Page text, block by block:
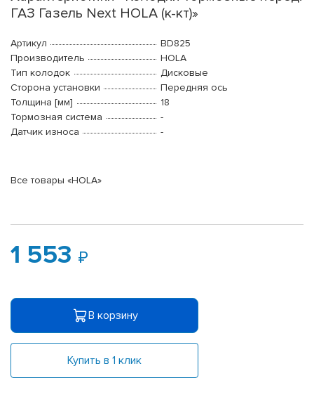
ГАЗ Газель Next HOLA (к-кт)»
Артикул
BD825
Производитель
HOLA
Тип колодок
Дисковые
Сторона установки
Передняя ось
Толщина [мм]
18
Тормозная система
-
Датчик износа
-
Все товары «HOLA»
1 553
В корзину
Купить в 1 клик